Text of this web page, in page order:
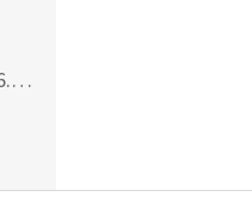
Samsung Galaxy S25 15,8 cm (6.2") Dual SIM Android 15 5G USB typu C 12 GB 256 GB 4000 mAh Námořnická modrá